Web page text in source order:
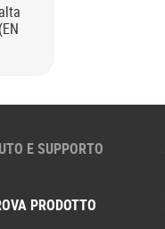
E SUPPORTO
PRODOTTO